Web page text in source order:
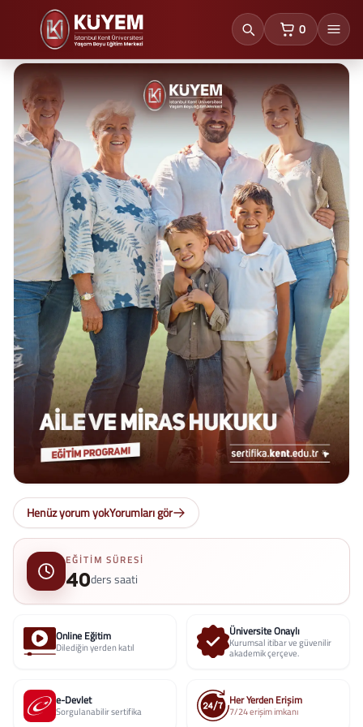
0
sepetteki
Henüz yorum yokYorumları gör
EĞITIM SÜRESI
40ders saati
Online Eğitim
Dilediğin yerden katıl
Üniversite Onaylı
Kurumsal itibar ve güvenilir
akademik çerçeve.
e-Devlet
Sorgulanabilir sertifika
Her Yerden Erişim
7/24 erişim imkanı